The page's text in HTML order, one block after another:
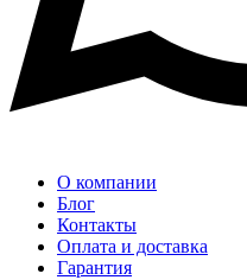
О компании
Блог
Контакты
Оплата и доставка
Гарантия